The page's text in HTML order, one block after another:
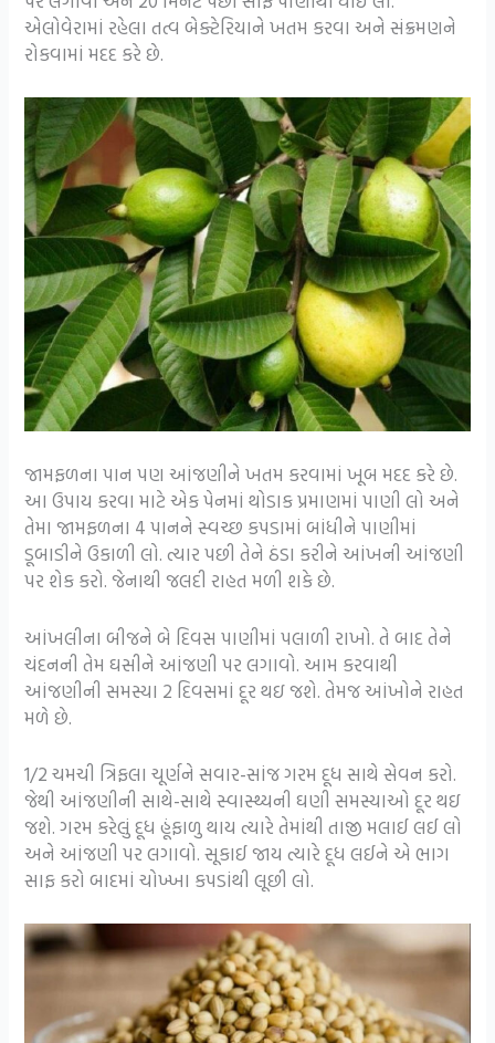
એલોવેરામાં રહેલા તત્વ બેક્ટેરિયાને ખતમ કરવા અને સંક્રમણને
રોકવામાં મદદ કરે છે.
જામફળના પાન પણ આંજણીને ખતમ કરવામાં ખૂબ મદદ કરે છે.
આ ઉપાય કરવા માટે એક પેનમાં થોડાક પ્રમાણમાં પાણી લો અને
તેમા જામફળના 4 પાનને સ્વચ્છ કપડામાં બાંધીને પાણીમાં
ડૂબાડીને ઉકાળી લો. ત્યાર પછી તેને ઠંડા કરીને આંખની આંજણી
પર શેક કરો. જેનાથી જલદી રાહત મળી શકે છે.
આંખલીના બીજને બે દિવસ પાણીમાં પલાળી રાખો. તે બાદ તેને
ચંદનની તેમ ઘસીને આંજણી પર લગાવો. આમ કરવાથી
આંજણીની સમસ્યા 2 દિવસમાં દૂર થઇ જશે. તેમજ આંખોને રાહત
મળે છે.
1/2 ચમચી ત્રિફલા ચૂર્ણને સવાર-સાંજ ગરમ દૂધ સાથે સેવન કરો.
જેથી આંજણીની સાથે-સાથે સ્વાસ્થ્યની ઘણી સમસ્યાઓ દૂર થઇ
જશે. ગરમ કરેલું દૂધ હૂંફાળુ થાય ત્યારે તેમાંથી તાજી મલાઈ લઈ લો
અને આંજણી પર લગાવો. સૂકાઈ જાય ત્યારે દૂધ લઈને એ ભાગ
સાફ કરો બાદમાં ચોખ્ખા કપડાંથી લૂછી લો.